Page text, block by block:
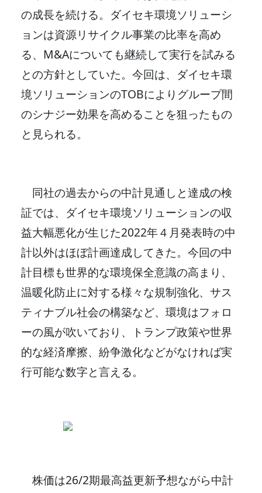
の成長を続ける。ダイセキ環境ソリューシ
ョンは資源リサイクル事業の比率を高め
る、M&Aについても継続して実行を試みる
との方針としていた。今回は、ダイセキ環
境ソリューションのTOBによりグループ間
のシナジー効果を高めることを狙ったもの
と見られる。
同社の過去からの中計見通しと達成の検
証では、ダイセキ環境ソリューションの収
益大幅悪化が生じた2022年４月発表時の中
計以外はほぼ計画達成してきた。今回の中
計目標も世界的な環境保全意識の高まり、
温暖化防止に対する様々な規制強化、サス
ティナブル社会の構築など、環境はフォロ
ーの風が吹いており、トランプ政策や世界
的な経済摩擦、紛争激化などがなければ実
行可能な数字と言える。
株価は26/2期最高益更新予想ながら中計